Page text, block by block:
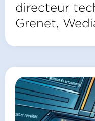
directeur
Grenet,